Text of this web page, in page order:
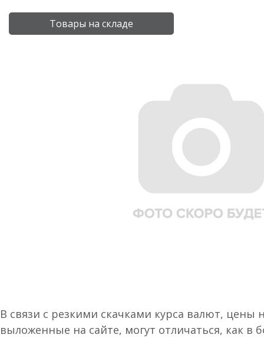
Товары на складе
В связи с резкими скачками курса валют, цены
выложенные на сайте, могут отличаться, как в